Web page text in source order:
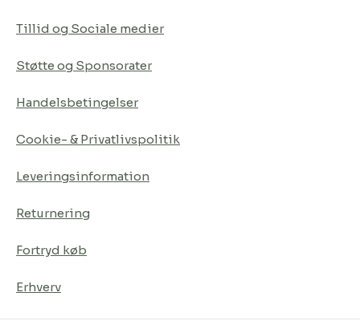
Tillid og Sociale medier
Støtte og Sponsorater
Handelsbetingelser
Cookie- & Privatlivspolitik
Leveringsinformation
Returnering
Fortryd køb
Erhverv